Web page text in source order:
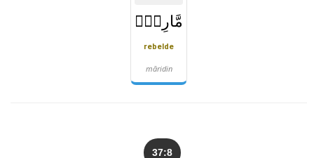
مَّارِدٍۢ
rebelde
māridin
37:8